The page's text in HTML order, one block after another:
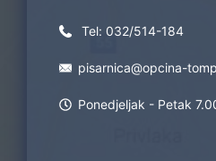
Tel: 032/514-184
pisarnica@opcina-
Ponedjeljak - Petak